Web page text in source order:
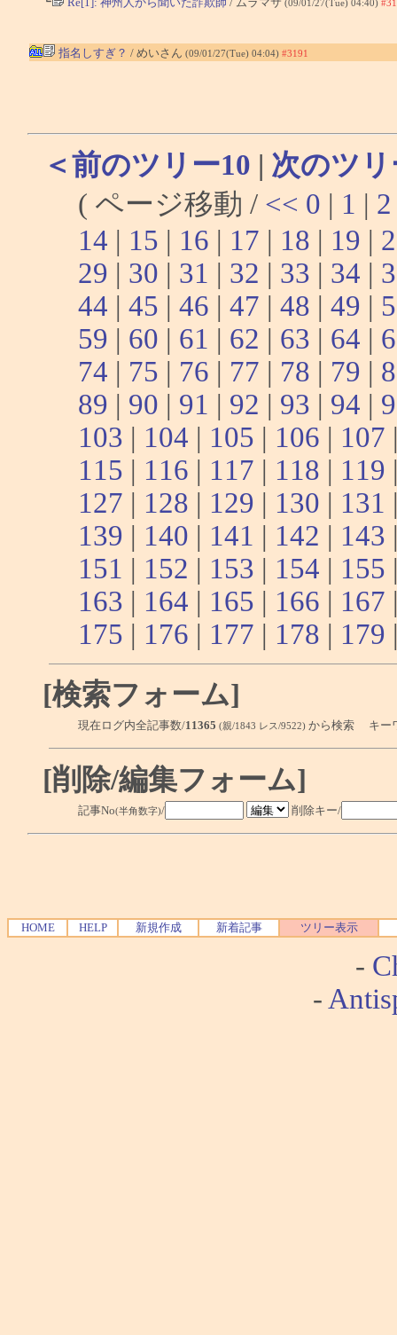
(09/01/27(Tue) 04:40)
指名しすぎ？ / めいさん (09/01/27(Tue) 04:04) #3191
＜前のツリー10 | 次のツリ
( ページ移動 / << 0 | 1 | 2
14 | 15 | 16 | 17 | 18 | 19 |
29 | 30 | 31 | 32 | 33 | 34 |
44 | 45 | 46 | 47 | 48 | 49 |
59 | 60 | 61 | 62 | 63 | 64 |
74 | 75 | 76 | 77 | 78 | 79 |
89 | 90 | 91 | 92 | 93 | 94 |
103 | 104 | 105 | 106 | 107
115 | 116 | 117 | 118 | 119
127 | 128 | 129 | 130 | 131
139 | 140 | 141 | 142 | 143
151 | 152 | 153 | 154 | 155
163 | 164 | 165 | 166 | 167
175 | 176 | 177 | 178 | 179
[検索フォーム]
現在ログ内全記事数/11365 (親/1843 レス/9522) から検索 キー
[削除/編集フォーム]
記事No(半角数字)/ 削除キー/
HOME HELP 新規作成 新着記事 ツリー表示
-
-